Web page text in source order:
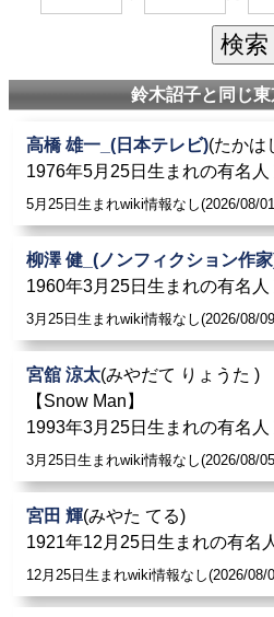
鈴木詔子と同じ
高橋 雄一_(日本テレビ)(たかは
1976年5月25日生まれの有名人
5月25日生まれwiki情報なし(2026/08/
柳澤 健_(ノンフィクション作
1960年3月25日生まれの有名人
3月25日生まれwiki情報なし(2026/08/
宮舘 涼太(みやだて りょうた )
【Snow Man】
1993年3月25日生まれの有名人
3月25日生まれwiki情報なし(2026/08/
宮田 輝(みやた てる)
1921年12月25日生まれの有名
12月25日生まれwiki情報なし(2026/08/